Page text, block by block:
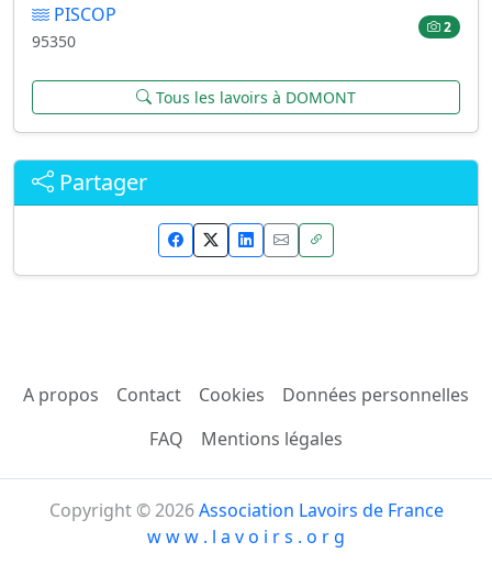
PISCOP
95350
2
Tous les lavoirs à DOMONT
Partager
A propos Contact Cookies
Données personnelles
FAQ
Mentions légales
Copyright © 2026Association Lavoirs de France
w w w . l a v o i r s . o r g